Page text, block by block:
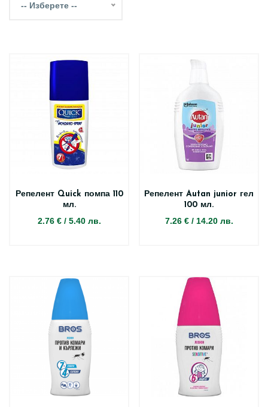
-- Изберете --
Репелент Quick помпа 110
мл.
2.76 €/ 5.40 лв.
Репелент Autan junior гел
100 мл.
7.26 €/ 14.20 лв.